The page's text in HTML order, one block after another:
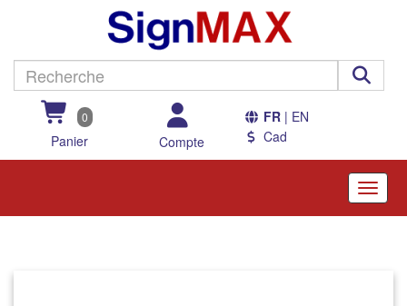
0
Panier Compte
FR| EN
Cad
Toggle